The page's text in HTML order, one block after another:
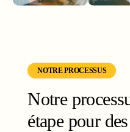
NOTRE PROCESSUS
Notre
étape pour